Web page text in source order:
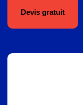
Devis gratuit